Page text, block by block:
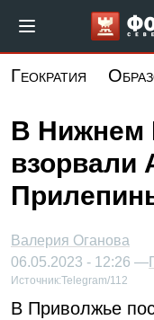
основному
Геократия
В Нижнем
взорвали
Валерия Оганова
06.05.2023 - 12:26 —
Источник:Telegram/112
В Приволжье